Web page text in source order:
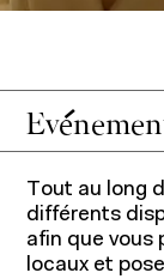
Tout au long
différents
afin que vous
locaux et